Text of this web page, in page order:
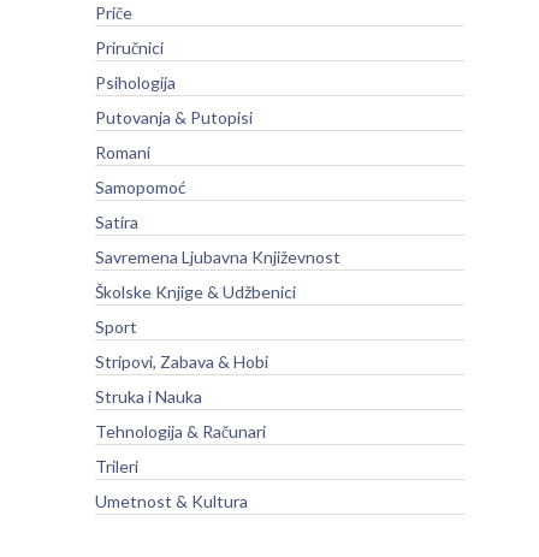
Priče
Priručnici
Psihologija
Putovanja & Putopisi
Romani
Samopomoć
Satira
Savremena Ljubavna Književnost
Školske Knjige & Udžbenici
Sport
Stripovi, Zabava & Hobi
Struka i Nauka
Tehnologija & Računari
Trileri
Umetnost & Kultura